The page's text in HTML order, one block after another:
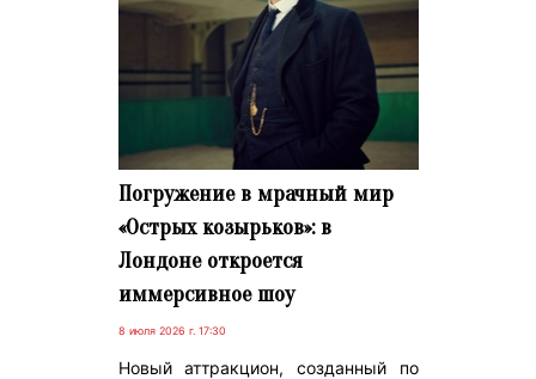
Погружение в мрачный мир
«Острых козырьков»: в
Лондоне откроется
иммерсивное шоу
8 июля 2026 г. 17:30
Новый аттракцион, созданный по